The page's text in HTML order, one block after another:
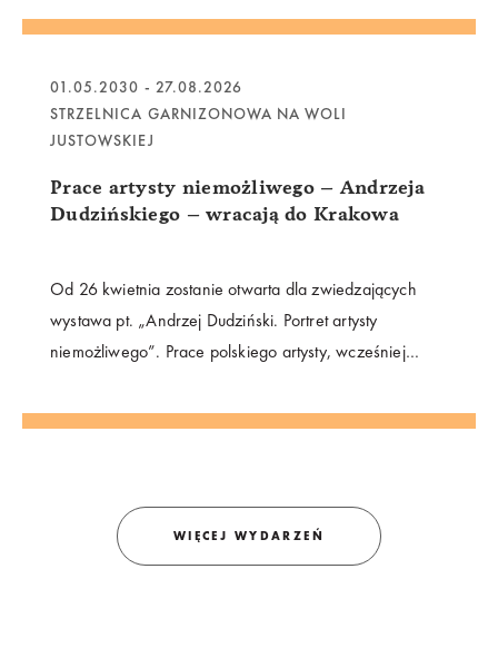
spacery, warsztaty, zwiedzanie, wystawę oraz koncert
Paryżem.
01.05.2030 - 27.08.2026
STRZELNICA GARNIZONOWA NA WOLI
JUSTOWSKIEJ
Prace artysty niemożliwego – Andrzeja
Dudzińskiego – wracają do Krakowa
Od 26 kwietnia zostanie otwarta dla zwiedzających
wystawa pt. „Andrzej Dudziński. Portret artysty
niemożliwego”. Prace polskiego artysty, wcześniej
Krakowie prezentujemy w Strzelnicy na Woli.
wystawy jest Marcin Fedisz.
WIĘCEJ WYDARZEŃ